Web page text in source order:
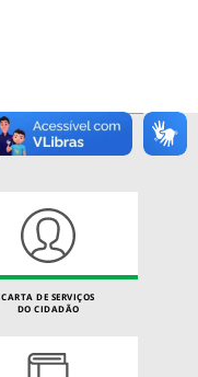
CARTA DE SERVIÇOS
DO CIDADÃO